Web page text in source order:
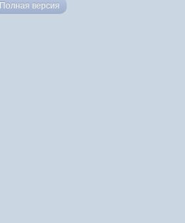
Полная версия